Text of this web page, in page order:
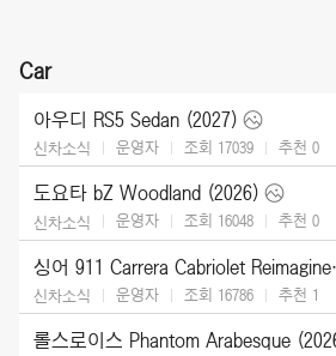
Car
아우디 RS5 Sedan (2027)
신차소식 운영자 조회 17039 추천 0
도요타 bZ Woodland (2026)
신차소식 운영자 조회 16048 추천 0
싱어 911
신차소식 운영자 조회 16786 추천 1
롤스로이스 Phantom Arabesque